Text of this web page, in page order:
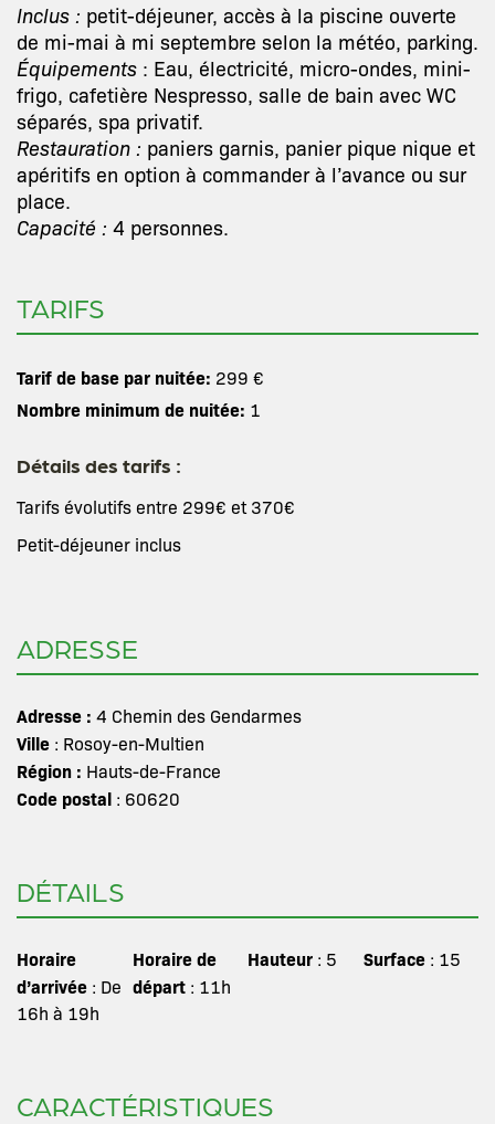
Inclus : petit-déjeuner, accès à la piscine ouverte
de mi-mai à mi septembre selon la météo, parking.
Équipements : Eau, électricité, micro-ondes, mini-
frigo, cafetière Nespresso, salle de bain avec WC
séparés, spa privatif.
Restauration : paniers garnis, panier pique nique et
apéritifs en option à commander à l’avance ou sur
place.
Capacité : 4 personnes.
TARIFS
Tarif de base par nuitée: 299 €
Nombre minimum de nuitée: 1
Détails des tarifs :
Tarifs évolutifs entre 299€ et 370€
Petit-déjeuner inclus
ADRESSE
Adresse : 4 Chemin des Gendarmes
Ville : Rosoy-en-Multien
Région : Hauts-de-France
Code postal : 60620
DÉTAILS
Horaire
d’arrivée : De
16h à 19h
Horaire de
départ: 11h
Hauteur : 5 Surface: 15
CARACTÉRISTIQUES